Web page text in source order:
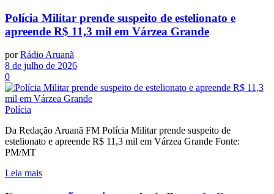
Polícia Militar prende suspeito de estelionato e
apreende R$ 11,3 mil em Várzea Grande
por Rádio Aruanã
8 de julho de 2026
0
Polícia
Da Redação Aruanã FM Polícia Militar prende suspeito de
estelionato e apreende R$ 11,3 mil em Várzea Grande Fonte:
PM/MT
Leia mais